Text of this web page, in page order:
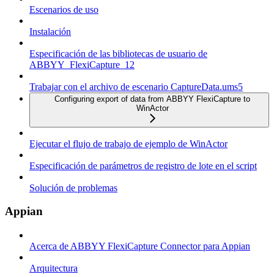
Escenarios de uso
Instalación
Especificación de las bibliotecas de usuario de
ABBYY_FlexiCapture_12
Trabajar con el archivo de escenario CaptureData.ums5
Configuring export of data from ABBYY FlexiCapture to
WinActor
Ejecutar el flujo de trabajo de ejemplo de WinActor
Especificación de parámetros de registro de lote en el script
Solución de problemas
Appian
Acerca de ABBYY FlexiCapture Connector para Appian
Arquitectura